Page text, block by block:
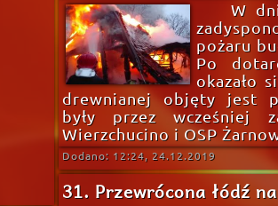
W
pożaru
Po
okazało
drewnianej objęty jest
były przez wcześniej
Wierzchucino i OSP
Dodano: 12:24, 24.12.2019
31. Przewrócona łódź